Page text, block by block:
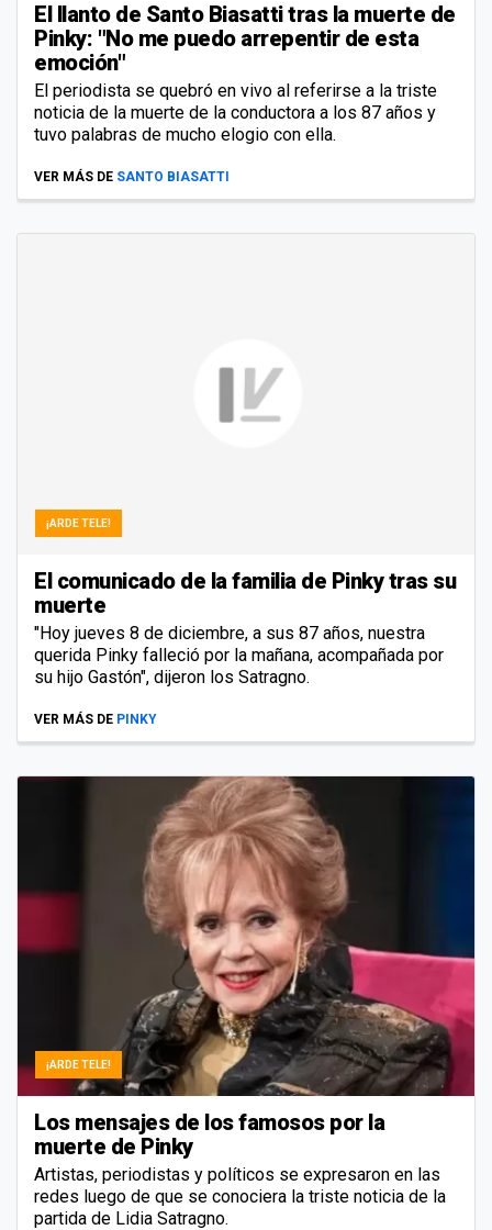
El llanto de Santo Biasatti tras la muerte de
Pinky: "No me puedo arrepentir de esta
emoción"
El periodista se quebró en vivo al referirse a la triste
noticia de la muerte de la conductora a los 87 años y
tuvo palabras de mucho elogio con ella.
VER MÁS DE SANTO BIASATTI
¡ARDE TELE!
El comunicado de la familia de Pinky tras su
muerte
"Hoy jueves 8 de diciembre, a sus 87 años, nuestra
querida Pinky falleció por la mañana, acompañada por
su hijo Gastón", dijeron los Satragno.
VER MÁS DE PINKY
¡ARDE TELE!
Los mensajes de los famosos por la
muerte de Pinky
Artistas, periodistas y políticos se expresaron en las
redes luego de que se conociera la triste noticia de la
partida de Lidia Satragno.